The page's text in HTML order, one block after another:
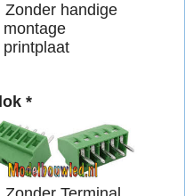
Zonder handige
montage
printplaat
*